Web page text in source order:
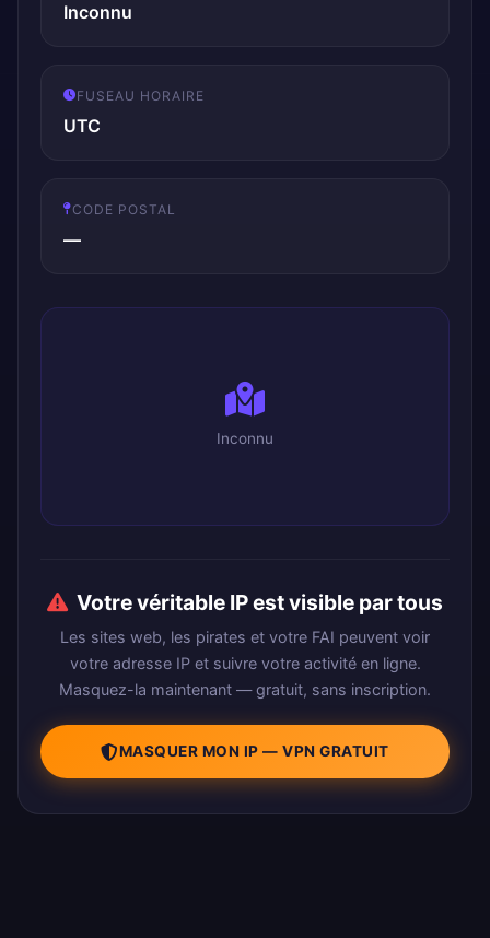
Inconnu
FUSEAU HORAIRE
UTC
CODE POSTAL
—
Inconnu
Votre véritable IP est visible par tous
Les sites web, les pirates et votre FAI peuvent voir
votre adresse IP et suivre votre activité en ligne.
Masquez-la maintenant — gratuit, sans inscription.
MASQUER MON IP — VPN GRATUIT